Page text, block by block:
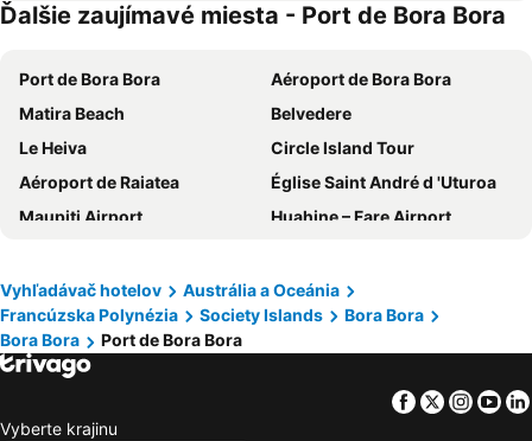
Bora Bora Lagoon Resort & Spa
Sofitel Bora Bora Marara Beach Resort
Fare Oeden
Ďalšie zaujímavé miesta - Port de Bora Bora
Port de Bora Bora
Aéroport de Bora Bora
Matira Beach
Belvedere
Le Heiva
Circle Island Tour
Aéroport de Raiatea
Église Saint André d 'Uturoa
Maupiti Airport
Huahine – Fare Airport
Vyhľadávač hotelov
Austrália a Oceánia
Francúzska Polynézia
Society Islands
Bora Bora
Bora Bora
Port de Bora Bora
Facebook
Twitter
Vyberte krajinu